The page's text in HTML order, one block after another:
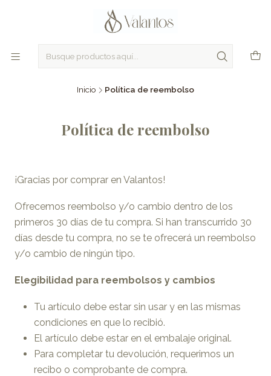
Inicio Política de reembolso
Política de reembolso
¡Gracias por comprar en Valantos!
Ofrecemos reembolso y/o cambio dentro de los
primeros 30 días de tu compra. Si han transcurrido 30
días desde tu compra, no se te ofrecerá un reembolso
y/o cambio de ningún tipo.
Elegibilidad para reembolsos y cambios
Tu artículo debe estar sin usar y en las mismas
condiciones en que lo recibió.
El artículo debe estar en el embalaje original.
Para completar tu devolución, requerimos un
recibo o comprobante de compra.